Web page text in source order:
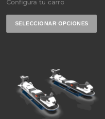
Configura tu carro
SELECCIONAR OPCIONES